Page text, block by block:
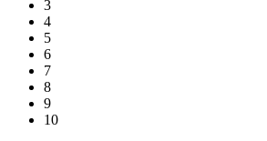
3
4
5
6
7
8
9
10